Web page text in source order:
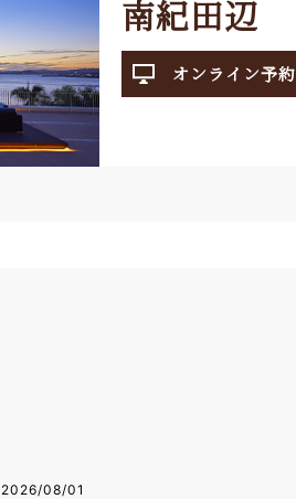
南紀田辺
オンライン予約
2026/08/01